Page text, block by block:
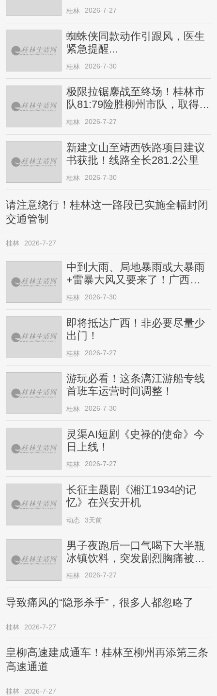
桂林 2026-7-27
蜘蛛侠同款动作引跟风，医生
紧急提醒...
桂林 2026-7-30
极限拉锯鏖战至终场！桂林市
队81:79险胜柳州市队，取得四
连胜
桂林 2026-7-27
新建文山至靖西铁路项目建议
书获批！线路全长281.2公里
桂林 2026-7-30
请注意绕行！桂林这一路段已实施全幅封闭
交通管制
桂林 2026-7-27
中到大雨、局地暴雨或大暴雨
+雷暴大风又要来了！广西人
请注意
桂林 2026-7-30
即将抵达广西！非必要尽量少
出门！
桂林 2026-7-27
游玩必看！这条漓江游船专线
首班车运营时间调整！
桂林 2026-7-30
灵渠AI短剧《史禄的使命》今
日上线！
桂林 2026-7-27
长征主题剧《湘江1934的记
忆》在兴安开机
动态 3天前
男子夜跑后一口气喝下大半瓶
冰镇饮料，突发剧烈胸痛被送
医！医生提醒→
桂林 2026-7-27
导致痛风的“隐形杀手”，很多人都忽略了
桂林 2026-7-27
皇柳高速建成通车！桂林至柳州再添第三条
高速通道
桂林 2026-7-27